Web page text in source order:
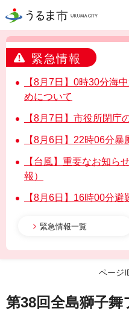
うるま市
緊急情報
【8月7日】0時30分海
めについて
【8月7日】市役所閉庁
【8月6日】22時06分暴
【台風】重要なお知ら
報）
【8月6日】16時00分避
緊急情報一覧
ページ
第38回全島獅子